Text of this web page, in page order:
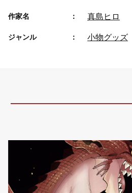
作家名 真島ヒロ
ジャンル 小物グッズ